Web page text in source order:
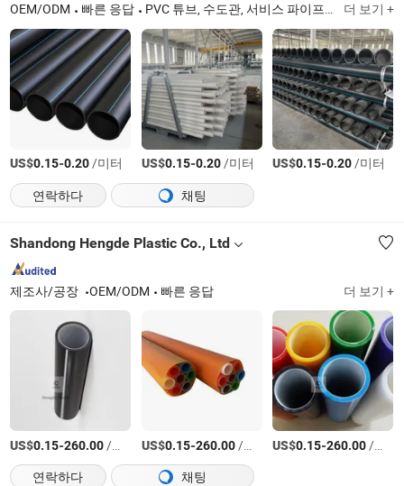
OEM/ODM 빠른 응답 PVC 튜브, 수도관, 서비스 파이프, 배수관, HDPE 투수관, 전력 통신관, 점적 관개 테이프, 물 배수관, PVC 플라스틱 파이프, PVC 파이프 더 보기 +
US$0.15-0.20/미터 US$0.15-0.20/미터 US$0.15-0.20/미터
연락하다
채팅
Shandong Hengde Plastic Co., Ltd
제조사/공장 OEM/ODM 빠른 응답 더 보기 +
US$0.15-260.00/미터 US$0.15-260.00/미터 US$0.15-260.00/미터
연락하다
채팅